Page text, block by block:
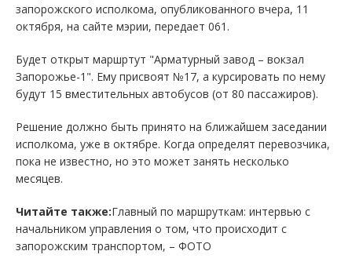
запорожского исполкома, опубликованного вчера, 11
октября, на сайте мэрии, передает 061.
Будет открыт маршртут "Арматурный завод – вокзал
Запорожье-1". Ему присвоят №17, а курсировать по нему
будут 15 вместительных автобусов (от 80 пассажиров).
Решение должно быть принято на ближайшем заседании
исполкома, уже в октябре. Когда определят перевозчика,
пока не известно, но это может занять несколько
месяцев.
Читайте также:Главный по маршруткам: интервью с
начальником управления о том, что происходит с
запорожским транспортом, – ФОТО